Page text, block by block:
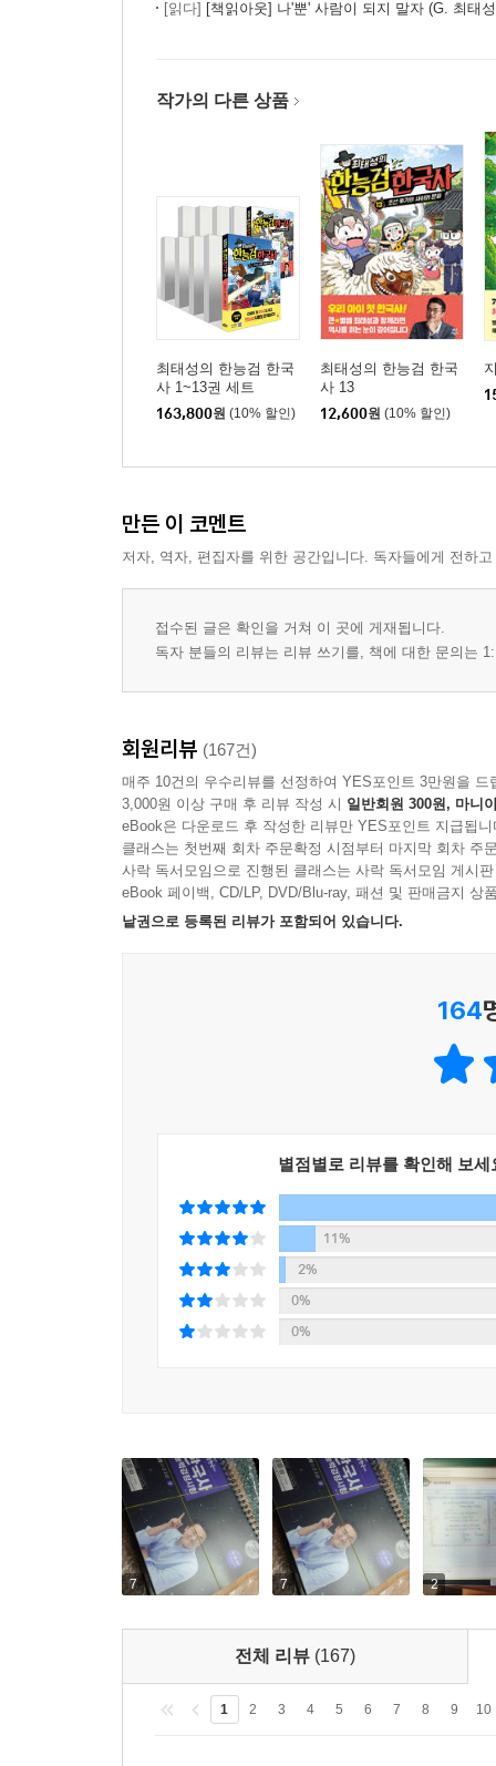
38강 현대(광복~6?25 전쟁)
+ 특별부록 : 완성 판서+별 채우기
+ 한국사 연표 수록
[읽다] [책읽아웃] 나'뿐' 사람이 되지 말자 (G. 최태
작가의 다른 상품
최태성의 한능검 한국
사 1~13권 세트
163,800원 (10% 할인)
최태성의 한능검 한국
사 13
12,600원 (10% 할인)
만든 이 코멘트
저자, 역자, 편집자를 위한 공간입니다. 독자들에게 전하
접수된 글은 확인을 거쳐 이 곳에 게재됩니다.
독자 분들의 리뷰는 리뷰 쓰기를, 책에 대한 문의는
회원리뷰 (167건)
매주 10건의 우수리뷰를 선정하여 YES포인트 3만원을 드
3,000원 이상 구매 후 리뷰 작성 시 일반회원 300원, 마니
eBook은 다운로드 후 작성한 리뷰만 YES포인트 지급됩니
클래스는 첫번째 회차 주문확정 시점부터 마지막 회차 주
사락 독서모임으로 진행된 클래스는 사락 독서모임 게시
eBook 페이백, CD/LP, DVD/Blu-ray, 패션 및 판매금지 상
낱권으로 등록된 리뷰가 포함되어 있습니다.
164
별점별로 리뷰를 확인해 보세
11%
2%
0%
0%
7 7 2
전체 리뷰 (167)
1 2 3 4 5 6 7 8 9 10